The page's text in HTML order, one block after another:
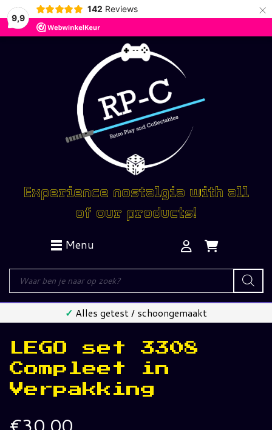
9,9
142 Reviews ×
Experience nostalgia with all
of our products!
Menu
Producten
zoeken
✓ Alles getest / schoongemaakt
LEGO set 3308
Compleet in
Verpakking